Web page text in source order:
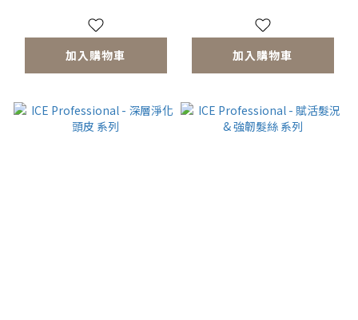
加入購物車 加入購物車